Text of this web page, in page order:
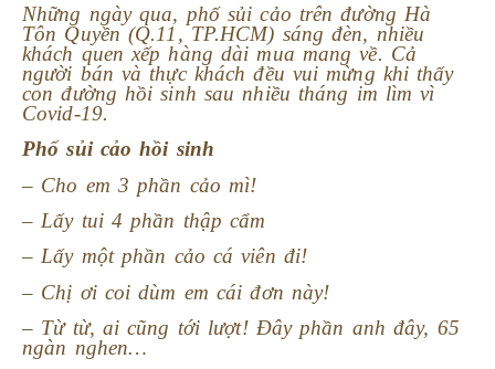
Những ngày qua, phố sủi cảo trên đường Hà
Tôn Quyền (Q.11, TP.HCM) sáng đèn, nhiều
khách quen xếp hàng dài mua mang về. Cả
người bán và thực khách đều vui mừng khi thấy
con đường hồi sinh sau nhiều tháng im lìm vì
Covid-19.
Phố sủi cảo hồi sinh
– Cho em 3 phần cảo mì!
– Lấy tui 4 phần thập cẩm
– Lấy một phần cảo cá viên đi!
– Chị ơi coi dùm em cái đơn này!
– Từ từ, ai cũng tới lượt! Đây phần anh đây, 65
ngàn nghen…